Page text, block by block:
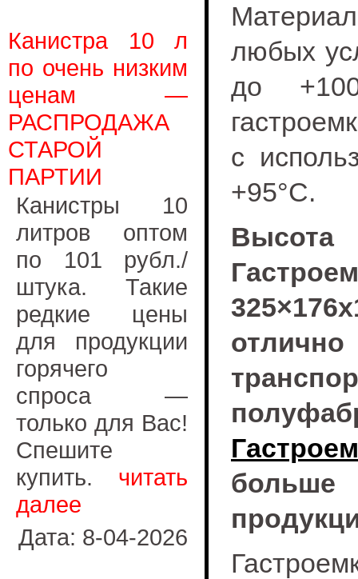
Канистра 10 л
по очень низким
ценам —
РАСПРОДАЖА
СТАРОЙ
ПАРТИИ
Канистры 10
литров оптом
по 101 рубл./
штука. Такие
редкие цены
для продукции
горячего
спроса —
только для Вас!
Спешите
купить. читать
далее
Дата: 8-04-2026
любых
до
с
+95°С.
больше